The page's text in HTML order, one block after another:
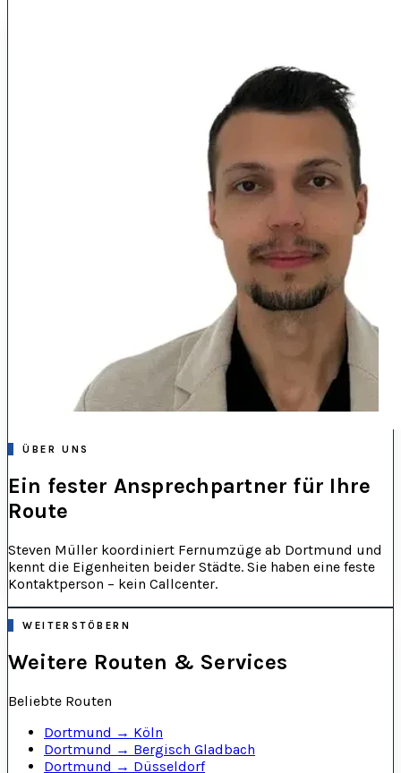
ÜBER UNS
Ein fester Ansprechpartner für Ihre
Route
Steven Müller koordiniert Fernumzüge ab Dortmund und
kennt die Eigenheiten beider Städte. Sie haben eine feste
Kontaktperson – kein Callcenter.
WEITERSTÖBERN
Weitere Routen & Services
Beliebte Routen
Dortmund → Köln
Dortmund → Bergisch Gladbach
Dortmund → Düsseldorf